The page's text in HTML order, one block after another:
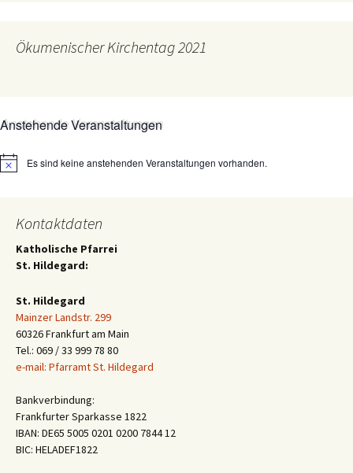
Ökumenischer Kirchentag 2021
Anstehende Veranstaltungen
HinweisEs sind keine anstehenden Veranstaltungen vorhanden.
Kontaktdaten
Katholische Pfarrei
St. Hildegard:
St. Hildegard
Mainzer Landstr. 299
60326 Frankfurt am Main
Tel.: 069 / 33 999 78 80
e-mail: Pfarramt St. Hildegard
Bankverbindung:
Frankfurter Sparkasse 1822
IBAN: DE65 5005 0201 0200 7844 12
BIC: HELADEF1822